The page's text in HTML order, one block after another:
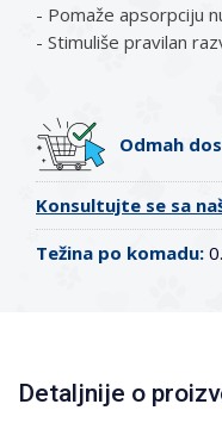
- Pomaže apsorpciju
- Stimuliše pravilan
Odmah
Konsultujte se sa
Težina po komadu:
Detaljnije o